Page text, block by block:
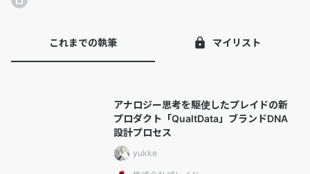
マイリスト
これまでの執筆
アナロジー思考を駆使したプレイドの新
プロダクト「QualtData」ブランドDNA
設計プロセス
yukke